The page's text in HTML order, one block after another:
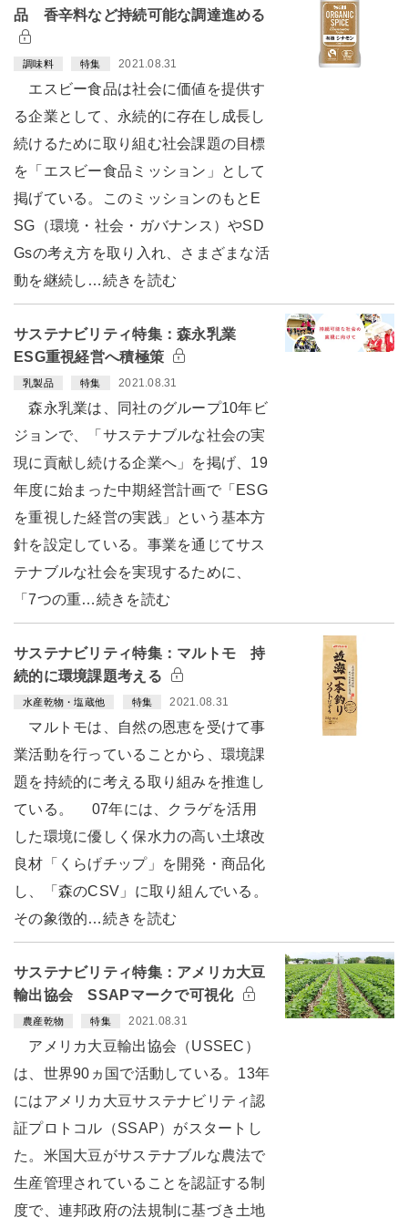
品 香辛料など持続可能な調達進める
調味料 特集 2021.08.31
エスビー食品は社会に価値を提供す
る企業として、永続的に存在し成長し
続けるために取り組む社会課題の目標
を「エスビー食品ミッション」として
掲げている。このミッションのもとE
SG（環境・社会・ガバナンス）やSD
Gsの考え方を取り入れ、さまざまな活
動を継続し…続きを読む
サステナビリティ特集：森永乳業
ESG重視経営へ積極策
乳製品 特集 2021.08.31
森永乳業は、同社のグループ10年ビ
ジョンで、「サステナブルな社会の実
現に貢献し続ける企業へ」を掲げ、19
年度に始まった中期経営計画で「ESG
を重視した経営の実践」という基本方
針を設定している。事業を通じてサス
テナブルな社会を実現するために、
「7つの重…続きを読む
サステナビリティ特集：マルトモ 持
続的に環境課題考える
水産乾物・塩蔵他 特集 2021.08.31
マルトモは、自然の恩恵を受けて事
業活動を行っていることから、環境課
題を持続的に考える取り組みを推進し
ている。 07年には、クラゲを活用
した環境に優しく保水力の高い土壌改
良材「くらげチップ」を開発・商品化
し、「森のCSV」に取り組んでいる。
その象徴的…続きを読む
サステナビリティ特集：アメリカ大豆
輸出協会 SSAPマークで可視化
農産乾物 特集 2021.08.31
アメリカ大豆輸出協会（USSEC）
は、世界90ヵ国で活動している。13年
にはアメリカ大豆サステナビリティ認
証プロトコル（SSAP）がスタートし
た。米国大豆がサステナブルな農法で
生産管理されていることを認証する制
度で、連邦政府の法規制に基づき土地